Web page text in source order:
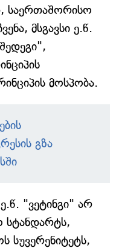
საერთაშორისო
მსგავსი ე.წ.
მოსპობა.
გზა
"ვეტინგი" არ
სტანდარტს,
სუვერენიტეტს,